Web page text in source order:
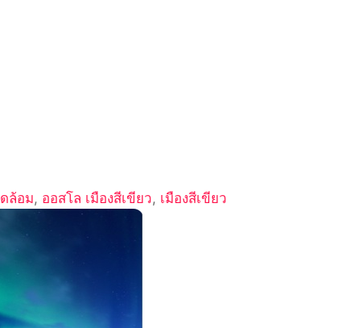
ล้อม, ออสโล เมืองสีเขียว, เมืองสีเขียว